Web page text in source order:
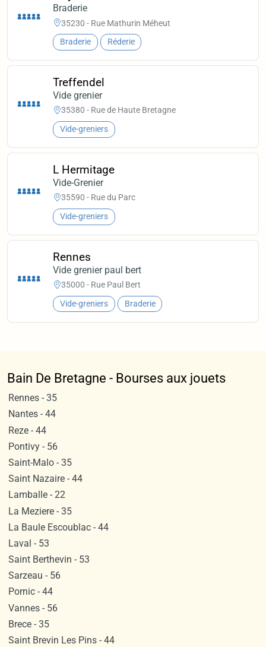
Braderie
35230 - Rue Mathurin Méheut
Braderie Réderie
Treffendel
Vide grenier
35380 - Rue de Haute Bretagne
Vide-greniers
L Hermitage
Vide-Grenier
35590 - Rue du Parc
Vide-greniers
Rennes
Vide grenier paul bert
35000 - Rue Paul Bert
Vide-greniers Braderie
Bain De Bretagne - Bourses aux jouets
Rennes - 35
Nantes - 44
Reze - 44
Pontivy - 56
Saint-Malo - 35
Saint Nazaire - 44
Lamballe - 22
La Meziere - 35
La Baule Escoublac - 44
Laval - 53
Saint Berthevin - 53
Sarzeau - 56
Pornic - 44
Vannes - 56
Brece - 35
Saint Brevin Les Pins - 44